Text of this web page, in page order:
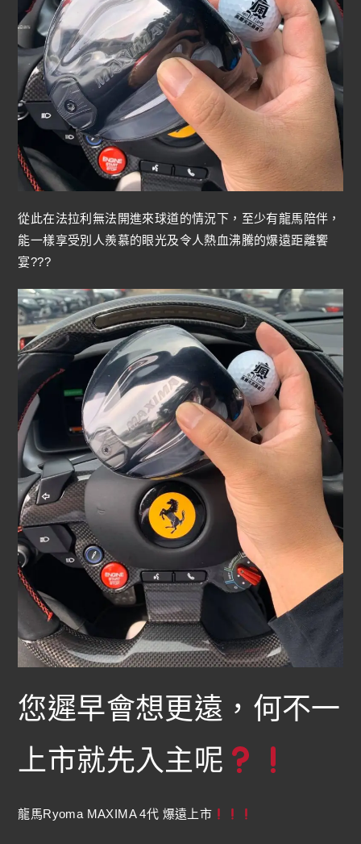
從此在法拉利無法開進來球道的情況下，至少有龍馬陪伴，
能一樣享受別人羨慕的眼光及令人熱血沸騰的爆遠距離饗
宴???
您遲早會想更遠，何不一
上市就先入主呢
龍馬Ryoma MAXIMA 4代 爆遠上市